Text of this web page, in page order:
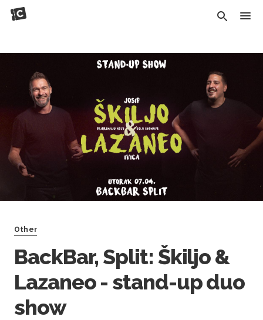
Other
BackBar, Split: Škiljo &
Lazaneo - stand-up duo
show